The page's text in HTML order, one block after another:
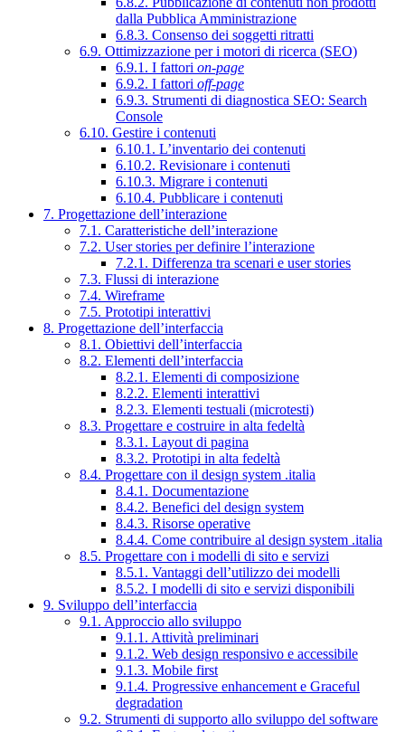
dalla Pubblica Amministrazione
6.8.3. Consenso dei soggetti ritratti
6.9. Ottimizzazione per i motori di ricerca (SEO)
6.9.1. I fattori on-page
6.9.2. I fattori off-page
6.9.3. Strumenti di diagnostica SEO: Search
Console
6.10. Gestire i contenuti
6.10.1. L’inventario dei contenuti
6.10.2. Revisionare i contenuti
6.10.3. Migrare i contenuti
6.10.4. Pubblicare i contenuti
7. Progettazione dell’interazione
7.1. Caratteristiche dell’interazione
7.2. User stories per definire l’interazione
7.2.1. Differenza tra scenari e user stories
7.3. Flussi di interazione
7.4. Wireframe
7.5. Prototipi interattivi
8. Progettazione dell’interfaccia
8.1. Obiettivi dell’interfaccia
8.2. Elementi dell’interfaccia
8.2.1. Elementi di composizione
8.2.2. Elementi interattivi
8.2.3. Elementi testuali (microtesti)
8.3. Progettare e costruire in alta fedeltà
8.3.1. Layout di pagina
8.3.2. Prototipi in alta fedeltà
8.4. Progettare con il design system .italia
8.4.1. Documentazione
8.4.2. Benefici del design system
8.4.3. Risorse operative
8.4.4. Come contribuire al design system .italia
8.5. Progettare con i modelli di sito e servizi
8.5.1. Vantaggi dell’utilizzo dei modelli
8.5.2. I modelli di sito e servizi disponibili
9. Sviluppo dell’interfaccia
9.1. Approccio allo sviluppo
9.1.1. Attività preliminari
9.1.2. Web design responsivo e accessibile
9.1.3. Mobile first
9.1.4. Progressive enhancement e Graceful
degradation
9.2. Strumenti di supporto allo sviluppo del software